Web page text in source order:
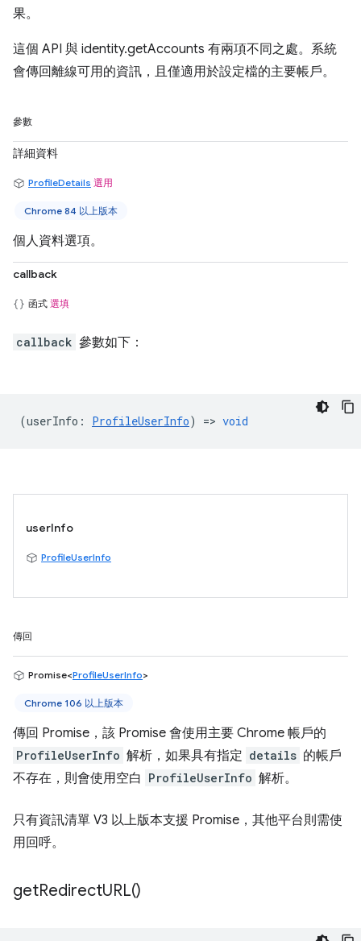
果。
這個 API 與 identity.getAccounts 有兩項不同之處。系統
會傳回離線可用的資訊，且僅適用於設定檔的主要帳戶。
參數
詳細資料
ProfileDetails 選用
Chrome 84 以上版本
個人資料選項。
callback
函式 選填
callback 參數如下：
(userInfo : ProfileUserInfo) => void
userInfo
ProfileUserInfo
傳回
Promise<ProfileUserInfo>
Chrome 106 以上版本
傳回 Promise，該 Promise 會使用主要 Chrome 帳戶的
ProfileUserInfo 解析，如果具有指定 details 的帳戶
不存在，則會使用空白 ProfileUserInfo 解析。
只有資訊清單 V3 以上版本支援 Promise，其他平台則需使
用回呼。
getRedirectURL()